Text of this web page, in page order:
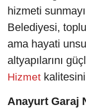
hizmeti
Belediyesi,
ama hayati
altyapılarını
Hizmet
Anayurt Garaj